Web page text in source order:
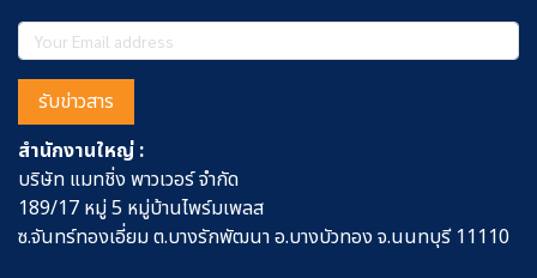
รับข่าวสาร
สำนักงานใหญ่ :
บริษัท แมทชิ่ง พาวเวอร์ จำกัด
189/17 หมู่ 5 หมู่บ้านไพร์มเพลส
ซ.จันทร์ทองเอี่ยม ต.บางรักพัฒนา อ.บางบัวทอง จ.นนทบุรี 11110